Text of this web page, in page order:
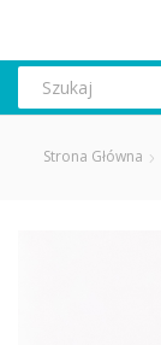
Strona Główna